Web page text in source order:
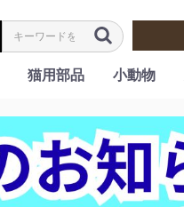
猫用部品 小動物